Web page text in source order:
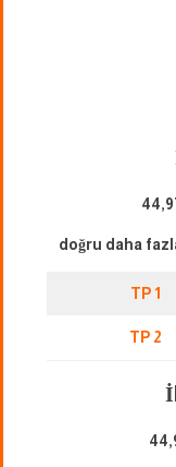
doğru daha
TP 1
TP 2